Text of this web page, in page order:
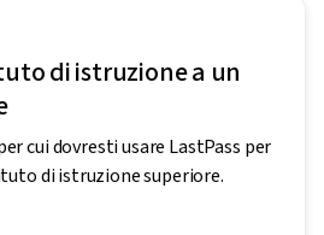
di istruzione a un
cui dovresti usare LastPass per
di istruzione superiore.